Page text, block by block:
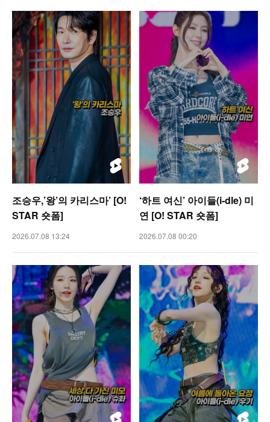
조승우,’왕’의 카리스마’ [O!
STAR 숏폼]
2026.07.08 13:24
‘하트 여신’ 아이들(i-dle) 미
연 [O! STAR 숏폼]
2026.07.08 00:20